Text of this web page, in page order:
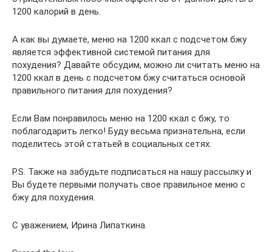
1200 калорий в день.
А как вы думаете, меню на 1200 ккал с подсчетом бжу
является эффективной системой питания для
похудения? Давайте обсудим, можно ли считать меню на
1200 ккал в день с подсчетом бжу считаться основой
правильного питания для похудения?
Если Вам понравилось меню на 1200 ккал с бжу, то
поблагодарить легко! Буду весьма признательна, если
поделитесь этой статьей в социальных сетях.
P.S. Также на забудьте подписаться на нашу рассылку и
Вы будете первыми получать свое правильное меню с
бжу для похудения.
С уважением, Ирина Липаткина.